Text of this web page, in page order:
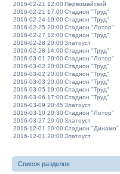
2016-02-21 12:00Первомайский
2016-02-21 17:00Стадион "Труд"
2016-02-24 19:00Стадион "Труд"
2016-02-25 20:00Стадион "Лотор"
2016-02-27 12:00Стадион "Труд"
2016-02-28 20:00Златоуст
2016-02-28 14:00Стадион "Труд"
2016-03-01 20:00Стадион "Лотор"
2016-03-02 20:00Стадион "Труд"
2016-03-02 20:00Стадион "Труд"
2016-03-03 20:00Стадион "Труд"
2016-03-05 19:00Стадион "Труд"
2016-03-06 17:00Стадион "Труд"
2016-03-09 20:45 Златоуст
2016-03-10 20:30Стадион "Лотор"
2016-03-27 20:00Златоуст
2016-12-01 20:00Стадион "Динамо"
2016-12-01 20:00Златоуст
Список разделов